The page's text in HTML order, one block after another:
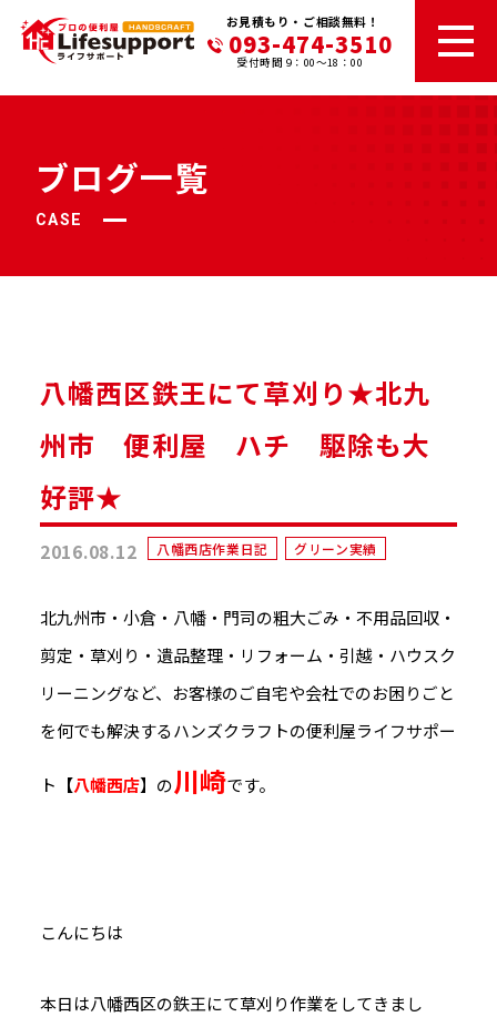
お見積もり・ご相談無料！
093-474-3510
受付時間 9：00～18：00
ブログ一覧
CASE
八幡西区鉄王にて草刈り★北九
州市 便利屋 ハチ 駆除も大
好評★
2016.08.12 八幡西店作業日記 グリーン実績
北九州市・小倉・八幡・門司の粗大ごみ・不用品回収・
剪定・草刈り・遺品整理・リフォーム・引越・ハウスク
リーニングなど、お客様のご自宅や会社でのお困りごと
を何でも解決するハンズクラフトの便利屋ライフサポー
ト 【八幡西店】の川崎です。
こんにちは
本日は八幡西区の鉄王にて草刈り作業をしてきまし